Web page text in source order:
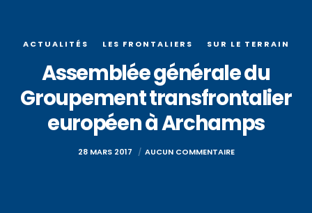
ACTUALITÉS LES FRONTALIERS SUR LE TERRAIN
Assemblée générale du
Groupement transfrontalier
européen à Archamps
28 MARS 2017 AUCUN COMMENTAIRE